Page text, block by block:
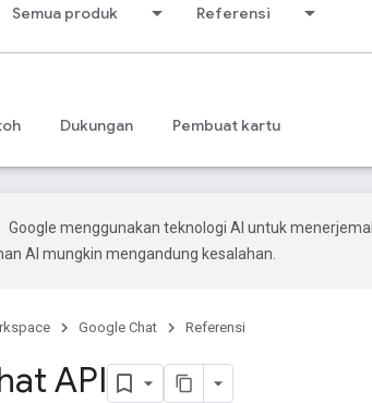
Semua produk Referensi
Dukungan Pembuat kartu
Google menggunakan teknologi AI untuk
AI mungkin mengandung kesalahan.
Google Chat Referensi
API